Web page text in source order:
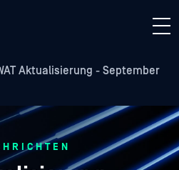
Aktualisierung - September